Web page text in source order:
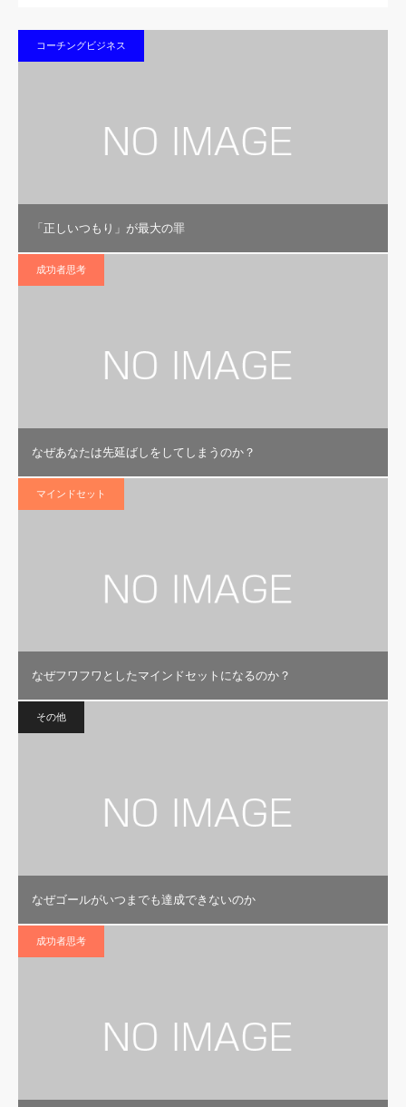
コーチングビジネス
「正しいつもり」が最大の罪
成功者思考
なぜあなたは先延ばしをしてしまうのか？
マインドセット
なぜフワフワとしたマインドセットになるのか？
その他
なぜゴールがいつまでも達成できないのか
成功者思考